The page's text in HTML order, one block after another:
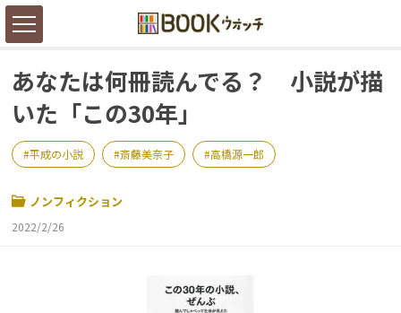
あなたは何冊読んでる？ 小説が描
いた「この30年」
平成の小説 斎藤美奈子 高橋源一郎
ノンフィクション
2022/2/26